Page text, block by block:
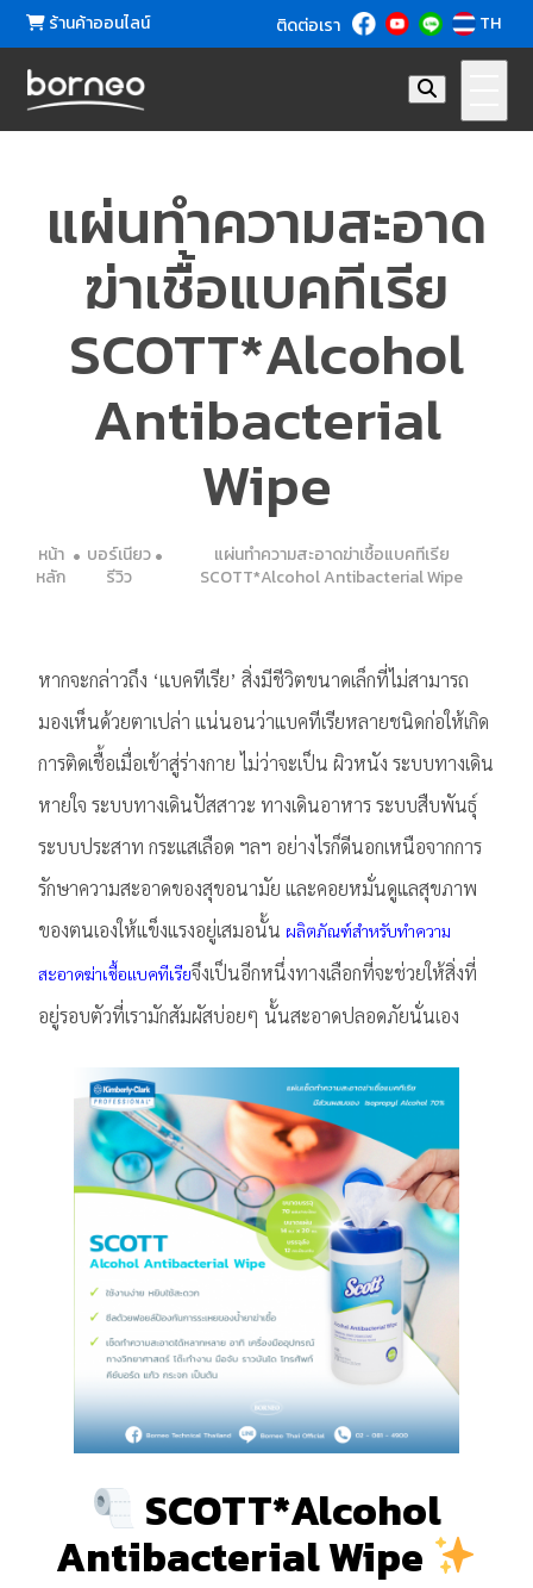
ร้านค้าออนไลน์ ติดต่อเรา TH
แผ่นทำความสะอาด
ฆ่าเชื้อแบคทีเรีย
SCOTT*Alcohol
Antibacterial
Wipe
หน้า
หลัก
บอร์เนียว
รีวิว
แผ่นทำความสะอาดฆ่าเชื้อแบคทีเรีย
SCOTT*Alcohol Antibacterial Wipe
หากจะกล่าวถึง ‘แบคทีเรีย’ สิ่งมีชีวิตขนาดเล็กที่ไม่สามารถ
มองเห็นด้วยตาเปล่า แน่นอนว่าแบคทีเรียหลายชนิดก่อให้เกิด
การติดเชื้อเมื่อเข้าสู่ร่างกาย ไม่ว่าจะเป็น ผิวหนัง ระบบทางเดิน
หายใจ ระบบทางเดินปัสสาวะ ทางเดินอาหาร ระบบสืบพันธุ์
ระบบประสาท กระแสเลือด ฯลฯ อย่างไรก็ดีนอกเหนือจากการ
รักษาความสะอาดของสุขอนามัย และคอยหมั่นดูแลสุขภาพ
ของตนเองให้แข็งแรงอยู่เสมอนั้น ผลิตภัณฑ์สำหรับทำความ
สะอาดฆ่าเชื้อแบคทีเรียจึงเป็นอีกหนึ่งทางเลือกที่จะช่วยให้สิ่งที่
อยู่รอบตัวที่เรามักสัมผัสบ่อยๆ นั้นสะอาดปลอดภัยนั่นเอง
SCOTT*Alcohol
Antibacterial Wipe